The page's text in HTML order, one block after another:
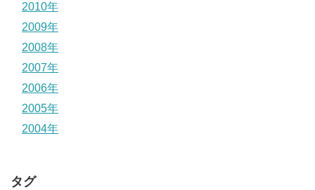
2010年
2009年
2008年
2007年
2006年
2005年
2004年
タグ